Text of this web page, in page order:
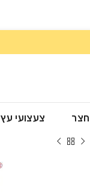
צעצועי עץ